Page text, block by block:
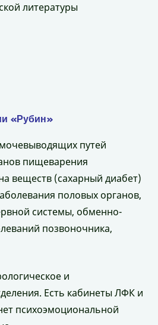
литературы
«Рубин»
путей
пищеварения
веществ (сахарный диабет)
половых органов,
системы, обменно-
позвоночника,
и
Есть кабинеты ЛФК и
психоэмоциональной